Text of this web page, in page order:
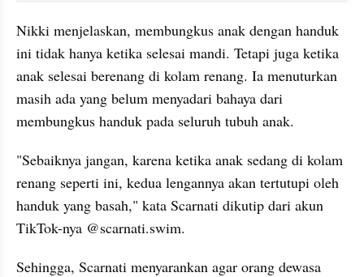
Nikki menjelaskan, membungkus anak dengan handuk
ini tidak hanya ketika selesai mandi. Tetapi juga ketika
anak selesai berenang di kolam renang. Ia menuturkan
masih ada yang belum menyadari bahaya dari
membungkus handuk pada seluruh tubuh anak.
"Sebaiknya jangan, karena ketika anak sedang di kolam
renang seperti ini, kedua lengannya akan tertutupi oleh
handuk yang basah," kata Scarnati dikutip dari akun
TikTok-nya @scarnati.swim.
Sehingga, Scarnati menyarankan agar orang dewasa